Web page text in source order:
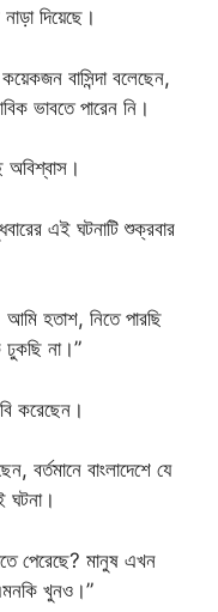
দিয়েছে।
বাসিন্দা বলেছেন,
ভাবতে পারেন নি।
অবিশ্বাস।
এই ঘটনাটি শুক্রবার
হতাশ, নিতে পারছি
না।”
করেছেন।
বর্তমানে বাংলাদেশে যে
ঘটনা।
পেরেছে? মানুষ এখন
খুনও।”